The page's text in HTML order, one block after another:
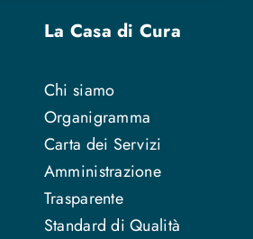
La Casa di Cura
Chi siamo
Organigramma
Carta dei Servizi
Amministrazione
Trasparente
Standard di Qualità